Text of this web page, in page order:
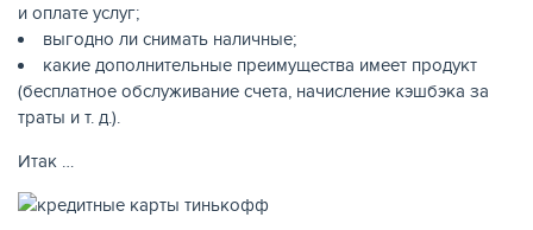
и оплате услуг;
выгодно ли снимать наличные;
какие дополнительные преимущества имеет продукт
(бесплатное обслуживание счета, начисление кэшбэка за
траты и т. д.).
Итак …